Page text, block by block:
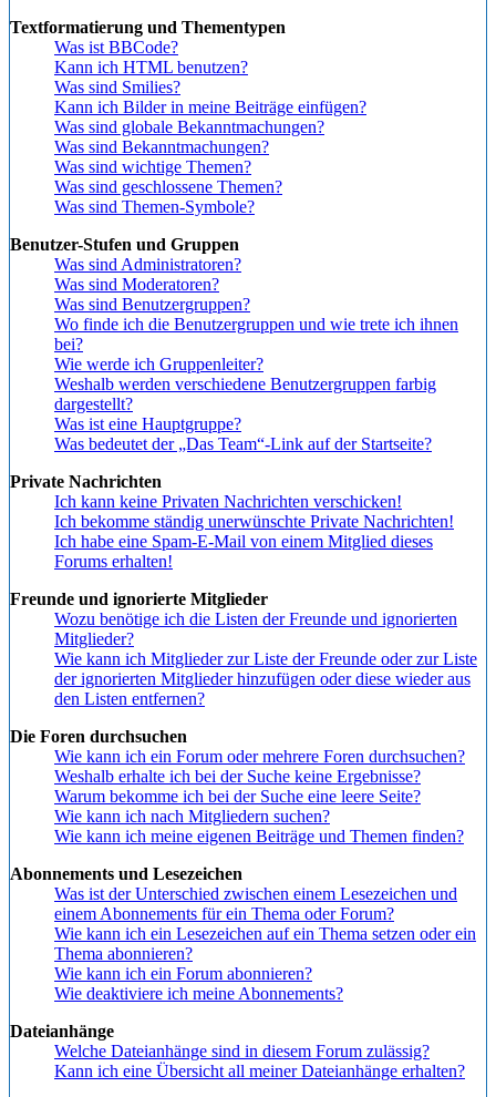
Textformatierung und Thementypen
Was ist BBCode?
Kann ich HTML benutzen?
Was sind Smilies?
Kann ich Bilder in meine Beiträge einfügen?
Was sind globale Bekanntmachungen?
Was sind Bekanntmachungen?
Was sind wichtige Themen?
Was sind geschlossene Themen?
Was sind Themen-Symbole?
Benutzer-Stufen und Gruppen
Was sind Administratoren?
Was sind Moderatoren?
Was sind Benutzergruppen?
Wo finde ich die Benutzergruppen und wie trete ich ihnen
bei?
Wie werde ich Gruppenleiter?
Weshalb werden verschiedene Benutzergruppen farbig
dargestellt?
Was ist eine Hauptgruppe?
Was bedeutet der „Das Team“-Link auf der Startseite?
Private Nachrichten
Ich kann keine Privaten Nachrichten verschicken!
Ich bekomme ständig unerwünschte Private Nachrichten!
Ich habe eine Spam-E-Mail von einem Mitglied dieses
Forums erhalten!
Freunde und ignorierte Mitglieder
Wozu benötige ich die Listen der Freunde und ignorierten
Mitglieder?
Wie kann ich Mitglieder zur Liste der Freunde oder zur Liste
der ignorierten Mitglieder hinzufügen oder diese wieder aus
den Listen entfernen?
Die Foren durchsuchen
Wie kann ich ein Forum oder mehrere Foren durchsuchen?
Weshalb erhalte ich bei der Suche keine Ergebnisse?
Warum bekomme ich bei der Suche eine leere Seite?
Wie kann ich nach Mitgliedern suchen?
Wie kann ich meine eigenen Beiträge und Themen finden?
Abonnements und Lesezeichen
Was ist der Unterschied zwischen einem Lesezeichen und
einem Abonnements für ein Thema oder Forum?
Wie kann ich ein Lesezeichen auf ein Thema setzen oder ein
Thema abonnieren?
Wie kann ich ein Forum abonnieren?
Wie deaktiviere ich meine Abonnements?
Dateianhänge
Welche Dateianhänge sind in diesem Forum zulässig?
Kann ich eine Übersicht all meiner Dateianhänge erhalten?